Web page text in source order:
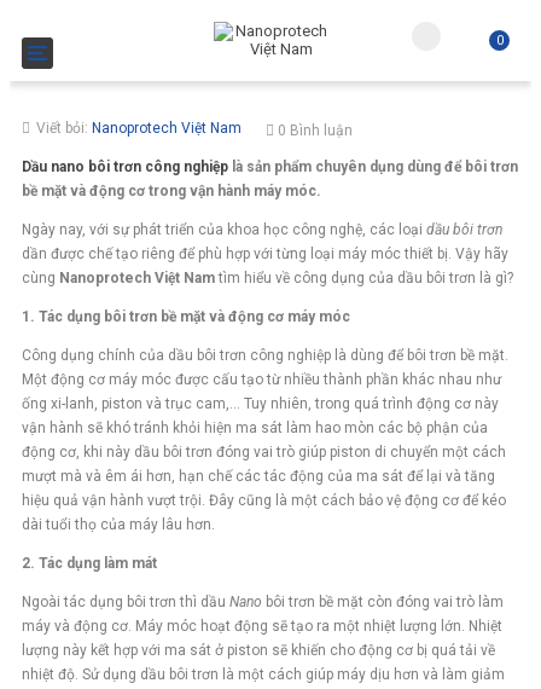
Toggle navigation
0
Viết bỏi: Nanoprotech Việt Nam 0 Bình luận
Dầu nano bôi trơn công nghiệp là sản phẩm chuyên dụng dùng để bôi trơn
bề mặt và động cơ trong vận hành máy móc.
Ngày nay, với sự phát triển của khoa học công nghệ, các loại dầu bôi trơn
dần được chế tạo riêng để phù hợp với từng loại máy móc thiết bị. Vậy hãy
cùng Nanoprotech Việt Namtìm hiểu về công dụng của dầu bôi trơn là gì?
1. Tác dụng bôi trơn bề mặt và động cơ máy móc
Công dụng chính của dầu bôi trơn công nghiệp là dùng để bôi trơn bề mặt.
Một động cơ máy móc được cấu tạo từ nhiều thành phần khác nhau như
ống xi-lanh, piston và trục cam,… Tuy nhiên, trong quá trình động cơ này
vận hành sẽ khó tránh khỏi hiện ma sát làm hao mòn các bộ phận của
động cơ, khi này dầu bôi trơn đóng vai trò giúp piston di chuyển một cách
mượt mà và êm ái hơn, hạn chế các tác động của ma sát để lại và tăng
hiệu quả vận hành vượt trội. Đây cũng là một cách bảo vệ động cơ để kéo
dài tuổi thọ của máy lâu hơn.
2. Tác dụng làm mát
Ngoài tác dụng bôi trơn thì dầu Nano bôi trơn bề mặt còn đóng vai trò làm
máy và động cơ. Máy móc hoạt động sẽ tạo ra một nhiệt lượng lớn. Nhiệt
lượng này kết hợp với ma sát ở piston sẽ khiến cho động cơ bị quá tải về
nhiệt độ. Sử dụng dầu bôi trơn là một cách giúp máy dịu hơn và làm giảm